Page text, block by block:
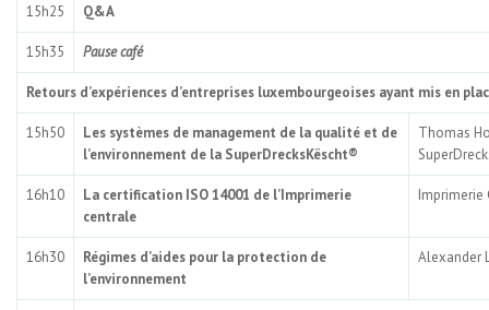
15h25 Q&A
15h35 Pause café
Retours d’expériences d’entreprises luxembourgeoises ayant mis en
15h50
Les systèmes de management de la qualité et de
l’environnement de la SuperDrecksKëscht®
Thomas
16h10
La certification ISO 14001 de l’Imprimerie
centrale
Imprimerie
16h30
Régimes d’aides pour la protection de
l’environnement
Alexander